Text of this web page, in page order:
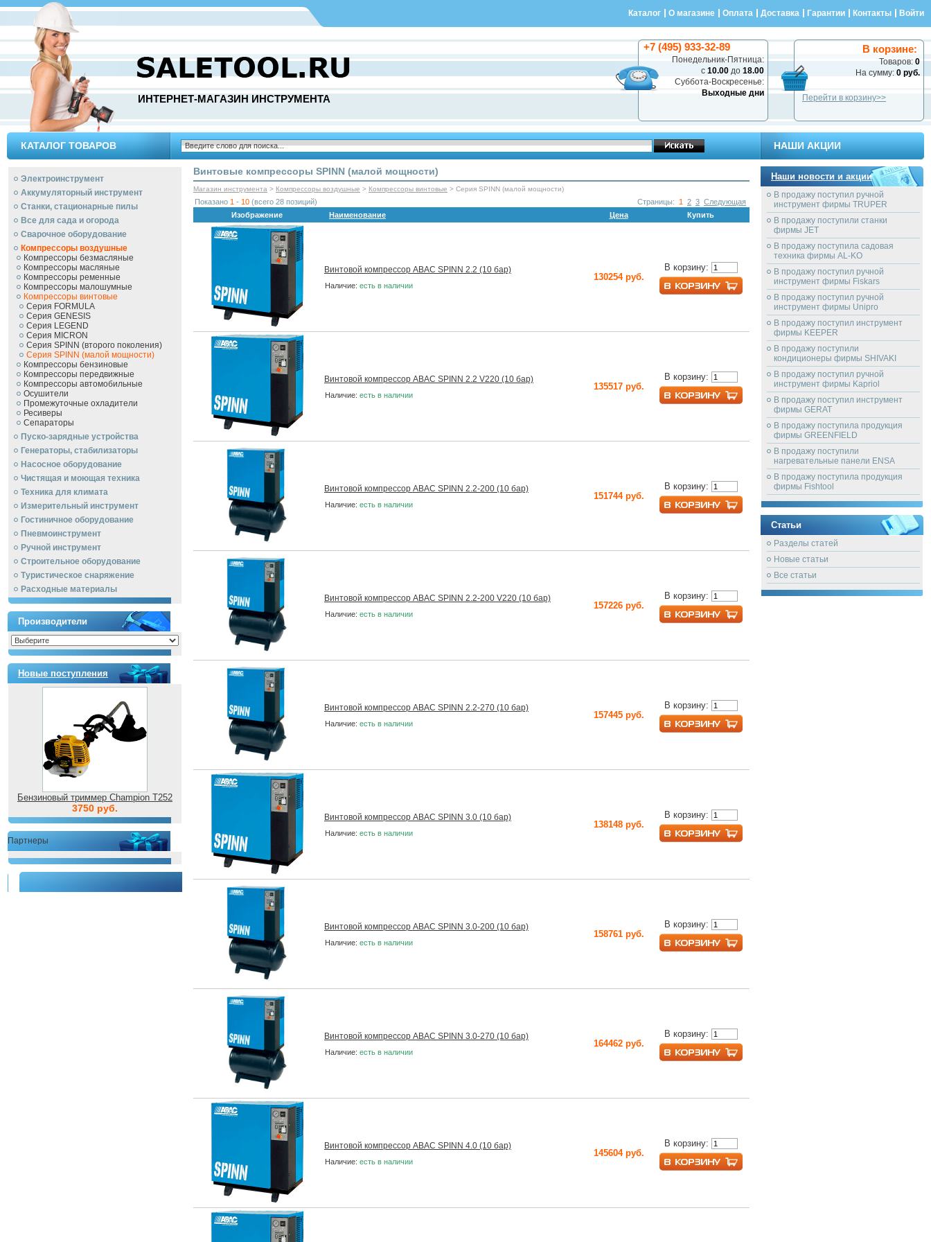
Каталог О магазине Оплата Доставка Гарантии Контакты Войти
ИНТЕРНЕТ-МАГАЗИН ИНСТРУМЕНТА
В корзине:
Товаров: 0
На сумму: 0 руб.
Перейти в корзину>>
+7 (495) 933-32-89
Понедельник-Пятница:
с 10.00 до 18.00
Суббота-Воскресенье:
Выходные дни
КАТАЛОГ ТОВАРОВ НАШИ АКЦИИ
Электроинструмент
Аккумуляторный инструмент
Станки, стационарные пилы
Все для сада и огорода
Сварочное оборудование
Компрессоры воздушные
Компрессоры безмасляные
Компрессоры масляные
Компрессоры ременные
Компрессоры малошумные
Компрессоры винтовые
Серия FORMULA
Серия GENESIS
Серия LEGEND
Серия MICRON
Серия SPINN (второго поколения)
Серия SPINN (малой мощности)
Компрессоры бензиновые
Компрессоры передвижные
Компрессоры автомобильные
Осушители
Промежуточные охладители
Ресиверы
Сепараторы
Пуско-зарядные устройства
Генераторы, стабилизаторы
Насосное оборудование
Чистящая и моющая техника
Техника для климата
Измерительный инструмент
Гостиничное оборудование
Пневмоинструмент
Ручной инcтрумент
Строительное оборудование
Туристическое снаряжение
Расходные материалы
Производители
Новые поступления
Бензиновый триммер Champion T252
3750 руб.
Партнеры
Винтовые компрессоры SPINN (малой мощности)
Магазин инструмента > Компрессоры воздушные > Компрессоры винтовые > Серия SPINN (малой мощности)
Показано 1 - 10 (всего 28 позиций) Страницы: 1 2 3 Следующая
Изображение
Наименование Цена Купить
Винтовой компрессор ABAC SPINN 2.2 (10 бар)
Наличие: есть в наличии
130254 руб.
В корзину:
Винтовой компрессор ABAC SPINN 2.2 V220 (10 бар)
Наличие: есть в наличии
135517 руб.
В корзину:
Винтовой компрессор ABAC SPINN 2.2-200 (10 бар)
Наличие: есть в наличии
151744 руб.
В корзину:
Винтовой компрессор ABAC SPINN 2.2-200 V220 (10 бар)
Наличие: есть в наличии
157226 руб.
В корзину:
Винтовой компрессор ABAC SPINN 2.2-270 (10 бар)
Наличие: есть в наличии
157445 руб.
В корзину:
Винтовой компрессор ABAC SPINN 3.0 (10 бар)
Наличие: есть в наличии
138148 руб.
В корзину:
Винтовой компрессор ABAC SPINN 3.0-200 (10 бар)
Наличие: есть в наличии
158761 руб.
В корзину:
Винтовой компрессор ABAC SPINN 3.0-270 (10 бар)
Наличие: есть в наличии
164462 руб.
В корзину:
Винтовой компрессор ABAC SPINN 4.0 (10 бар)
Наличие: есть в наличии
145604 руб.
В корзину:
Наши новости и акции
В продажу поступил ручной
инструмент фирмы TRUPER
В продажу поступили станки
фирмы JET
В продажу поступила садовая
техника фирмы AL-KO
В продажу поступил ручной
инструмент фирмы Fiskars
В продажу поступил ручной
инструмент фирмы Unipro
В продажу поступил инструмент
фирмы KEEPER
В продажу поступили
кондиционеры фирмы SHIVAKI
В продажу поступил ручной
инструмент фирмы Kapriol
В продажу поступил инструмент
фирмы GERAT
В продажу поступила продукция
фирмы GREENFIELD
В продажу поступили
нагревательные панели ENSA
В продажу поступила продукция
фирмы Fishtool
Статьи
Разделы статей
Новые статьи
Все статьи